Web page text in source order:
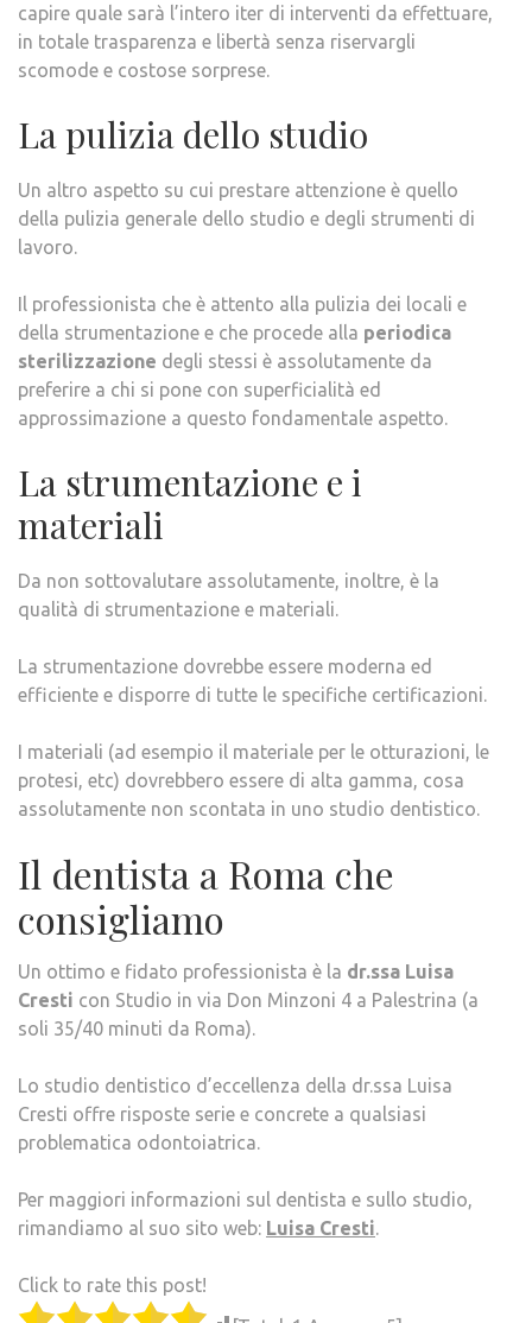
capire quale sarà l’intero iter di interventi da effettuare,
in totale trasparenza e libertà senza riservargli
scomode e costose sorprese.
La pulizia dello studio
Un altro aspetto su cui prestare attenzione è quello
della pulizia generale dello studio e degli strumenti di
lavoro.
Il professionista che è attento alla pulizia dei locali e
della strumentazione e che procede alla periodica
sterilizzazione degli stessi è assolutamente da
preferire a chi si pone con superficialità ed
approssimazione a questo fondamentale aspetto.
La strumentazione e i
materiali
Da non sottovalutare assolutamente, inoltre, è la
qualità di strumentazione e materiali.
La strumentazione dovrebbe essere moderna ed
efficiente e disporre di tutte le specifiche certificazioni.
I materiali (ad esempio il materiale per le otturazioni, le
protesi, etc) dovrebbero essere di alta gamma, cosa
assolutamente non scontata in uno studio dentistico.
Il dentista a Roma che
consigliamo
Un ottimo e fidato professionista è la dr.ssa Luisa
Cresti con Studio in via Don Minzoni 4 a Palestrina (a
soli 35/40 minuti da Roma).
Lo studio dentistico d’eccellenza della dr.ssa Luisa
Cresti offre risposte serie e concrete a qualsiasi
problematica odontoiatrica.
Per maggiori informazioni sul dentista e sullo studio,
rimandiamo al suo sito web: Luisa Cresti
Click to rate this post!